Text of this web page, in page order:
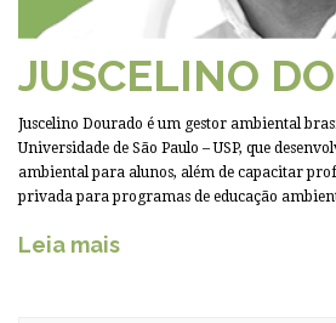
JUSCELINO
Juscelino Dourado é um gestor ambiental
Universidade de São Paulo – USP, que
ambiental para alunos, além de capacitar
privada para programas de educação
Leia mais